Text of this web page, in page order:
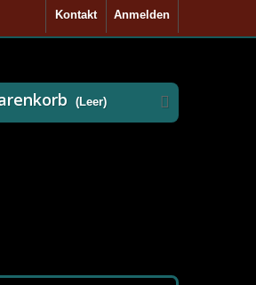
Anmelden
Kontakt
(Leer)